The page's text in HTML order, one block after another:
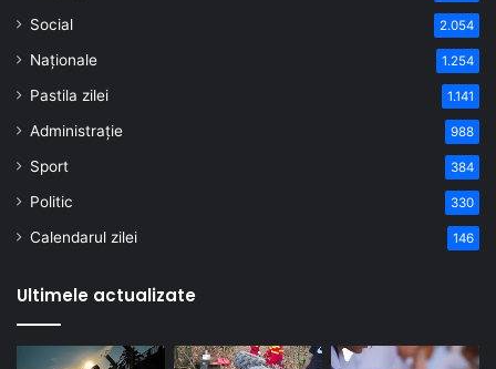
Social 2.054
Naționale 1.254
Pastila zilei 1.141
Administrație 988
Sport 384
Politic 330
Calendarul zilei 146
Ultimele actualizate